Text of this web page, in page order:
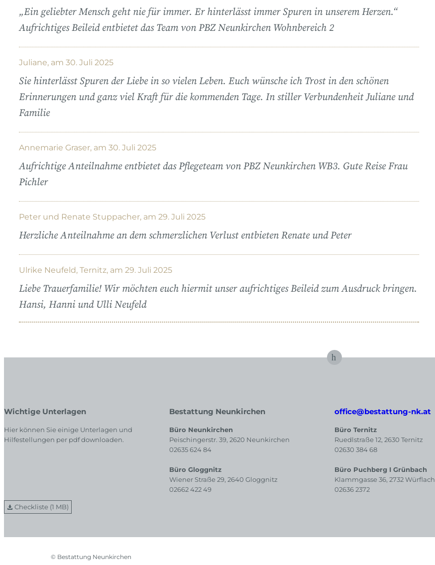
„Ein geliebter Mensch geht nie für immer. Er hinterlässt immer Spuren in unserem Herzen.“
Aufrichtiges Beileid entbietet das Team von PBZ Neunkirchen Wohnbereich 2
Juliane, am 30. Juli 2025
Sie hinterlässt Spuren der Liebe in so vielen Leben. Euch wünsche ich Trost in den schönen
Erinnerungen und ganz viel Kraft für die kommenden Tage. In stiller Verbundenheit Juliane und
Familie
Annemarie Graser, am 30. Juli 2025
Aufrichtige Anteilnahme entbietet das Pflegeteam von PBZ Neunkirchen WB3. Gute Reise Frau
Pichler
Peter und Renate Stuppacher, am 29. Juli 2025
Herzliche Anteilnahme an dem schmerzlichen Verlust entbieten Renate und Peter
Ulrike Neufeld, Ternitz, am 29. Juli 2025
Liebe Trauerfamilie! Wir möchten euch hiermit unser aufrichtiges Beileid zum Ausdruck bringen.
Hansi, Hanni und Ulli Neufeld
Wichtige Unterlagen
Hier können Sie einige Unterlagen und
Hilfestellungen per pdf downloaden.
Checkliste (1 MB)
Bestattung Neunkirchen
Büro Neunkirchen
Peischingerstr. 39, 2620 Neunkirchen
02635 624 84
Büro Gloggnitz
Wiener Straße 29, 2640 Gloggnitz
02662 422 49
office@bestattung-nk.at
Büro Ternitz
Ruedlstraße 12, 2630 Ternitz
02630 384 68
Büro Puchberg I Grünbach
Klammgasse 36, 2732 Würflach
02636 2372
© Bestattung Neunkirchen